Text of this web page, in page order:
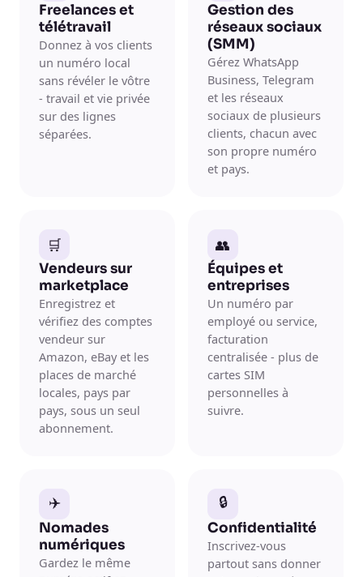
Freelances et
télétravail
Donnez à vos clients
un numéro local
sans révéler le vôtre
- travail et vie privée
sur des lignes
séparées.
Gestion des
réseaux sociaux
(SMM)
Gérez WhatsApp
Business, Telegram
et les réseaux
sociaux de plusieurs
clients, chacun avec
son propre numéro
et pays.
🛒
Vendeurs sur
marketplace
Enregistrez et
vérifiez des comptes
vendeur sur
Amazon, eBay et les
places de marché
locales, pays par
pays, sous un seul
abonnement.
👥
Équipes et
entreprises
Un numéro par
employé ou service,
facturation
centralisée - plus de
cartes SIM
personnelles à
suivre.
✈️
Nomades
numériques
Gardez le même
🔒
Confidentialité
Inscrivez-vous
partout sans donner